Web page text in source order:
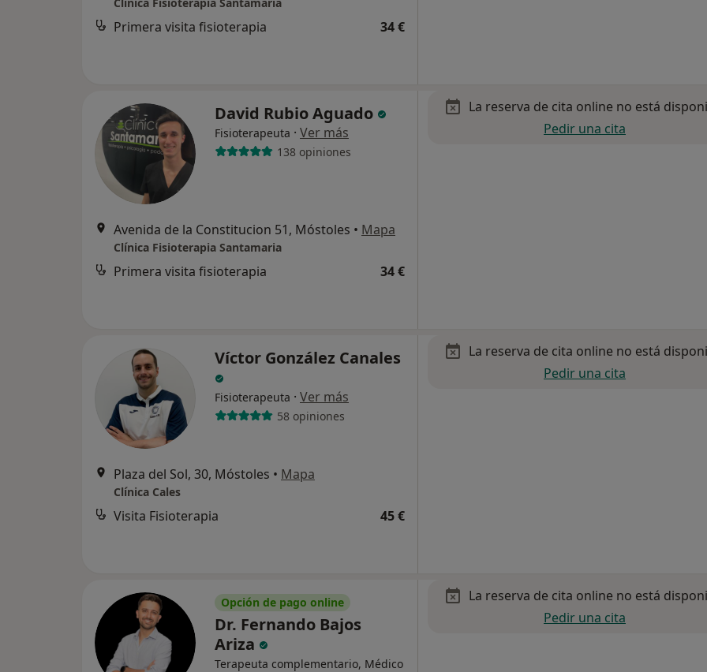
Primera visita fisioterapia 34 €
David Rubio Aguado
Fisioterapeuta · Ver más
138 opiniones
Avenida de la Constitucion 51, Móstoles • Mapa
Clínica Fisioterapia Santamaria
Primera visita fisioterapia 34 €
La reserva de cita online no está
Pedir una cita
Víctor González Canales
Fisioterapeuta · Ver más
58 opiniones
Plaza del Sol, 30, Móstoles • Mapa
Clínica Cales
Visita Fisioterapia 45 €
La reserva de cita online no está
Pedir una cita
Opción de pago online
Dr. Fernando Bajos
Ariza
Terapeuta complementario, Médico
La reserva de cita online no está
Pedir una cita